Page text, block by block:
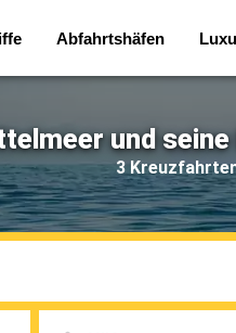
Abfahrtshäfen
und
3